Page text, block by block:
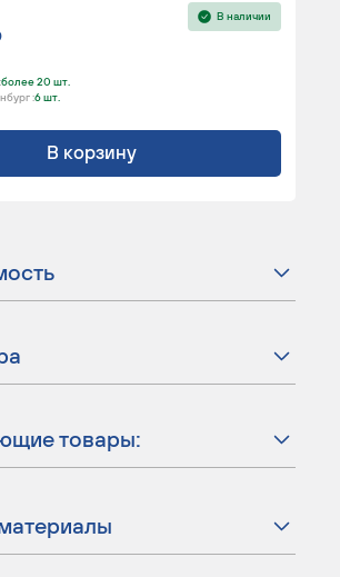
В наличии
более 20 шт.
:6 шт.
В корзину
товары: